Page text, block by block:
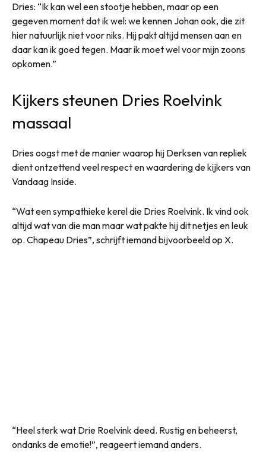
Dries: “Ik kan wel een stootje hebben, maar op een
gegeven moment dat ik wel: we kennen Johan ook, die zit
hier natuurlijk niet voor niks. Hij pakt altijd mensen aan en
daar kan ik goed tegen. Maar ik moet wel voor mijn zoons
opkomen.”
Kijkers steunen Dries Roelvink
massaal
Dries oogst met de manier waarop hij Derksen van repliek
dient ontzettend veel respect en waardering de kijkers van
Vandaag Inside.
“Wat een sympathieke kerel die Dries Roelvink. Ik vind ook
altijd wat van die man maar wat pakte hij dit netjes en leuk
op. Chapeau Dries”, schrijft iemand bijvoorbeeld op X.
“Heel sterk wat Drie Roelvink deed. Rustig en beheerst,
ondanks de emotie!”, reageert iemand anders.